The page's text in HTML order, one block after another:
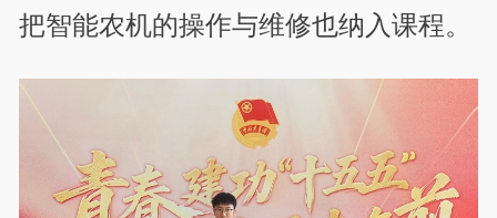
把智能农机的操作与维修也纳入课程。